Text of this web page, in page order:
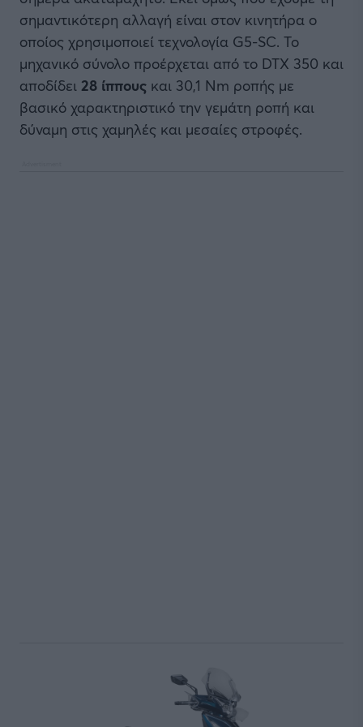
σημαντικότερη αλλαγή είναι στον κινητήρα ο
οποίος χρησιμοποιεί τεχνολογία G5-SC. Το
μηχανικό σύνολο προέρχεται από το DTX 350 και
αποδίδει 28 ίππους και 30,1 Nm ροπής με
βασικό χαρακτηριστικό την γεμάτη ροπή και
δύναμη στις χαμηλές και μεσαίες στροφές.